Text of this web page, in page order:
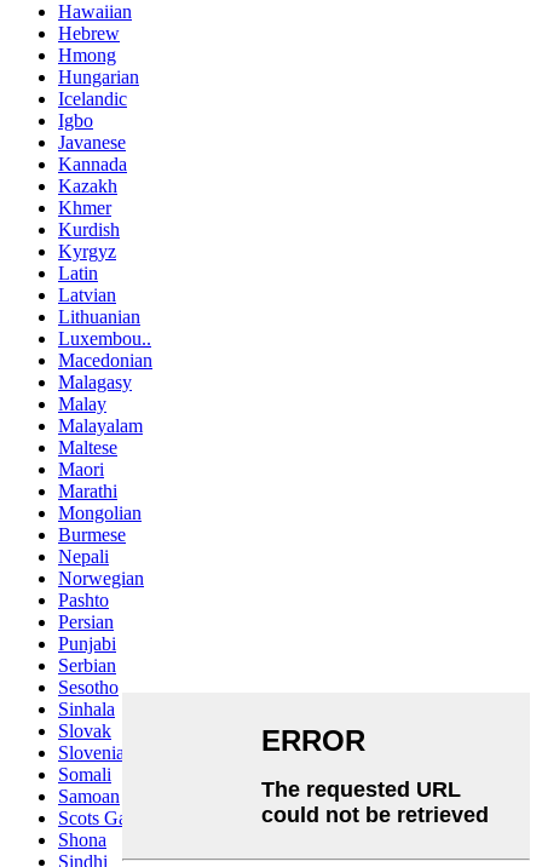
Hawaiian
Hebrew
Hmong
Hungarian
Icelandic
Igbo
Javanese
Kannada
Kazakh
Khmer
Kurdish
Kyrgyz
Latin
Latvian
Lithuanian
Luxembou..
Macedonian
Malagasy
Malay
Malayalam
Maltese
Maori
Marathi
Mongolian
Burmese
Nepali
Norwegian
Pashto
Persian
Punjabi
Serbian
Sesotho
Sinhala
Slovak
Slovenian
Somali
Samoan
Scots Gaelic
Shona
Sindhi